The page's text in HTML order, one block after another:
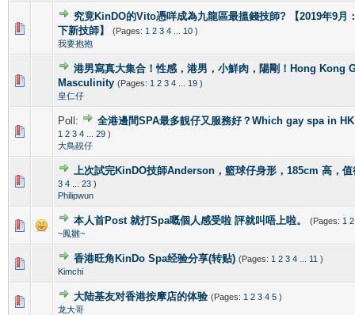
究竟KinDO的Vito憑咩成為九龍區最搵錢技師? 【2019年9月
下新技師】
(Pages: 1 2 3 4 10 )
我要抱抱
0 Vote(s) - 0 out of 5 in Average
345
港男寫真大集合！性感，港男，小鮮肉，陽剛！Hong Kong
Masculinity (Pages: 1 2 3 4 19 )
皇仁仔
2 Vote(s) - 4 out of 5 in Average
1 345
Poll: 全港邊間SPA最多靚仔又服務好？Which gay spa in
1 2 3 4 29 )
大鳥靚仔
上次試完KinDO技師Anderson，籃球仔身形，185cm 高，
3 4 23 )
Philipwun
本人首Post 就打Spa嘅個人感受啦 評就叫唔上啦。 (Pages: 1 2
~鳳雛~
1 Vote(s) - 5 out of 5 in Average
12345
香港旺角KinDo Spa经验分享(转贴) (Pages: 1 2 3 4 11 )
Kimchi
0 Vote(s) - 0 out of 5 in Average
12345
大陆基友对香港按摩店的体验 (Pages: 1 2 3 4 5 )
龙大哥
1 Vote(s) - 5 out of 5 in Average
12345